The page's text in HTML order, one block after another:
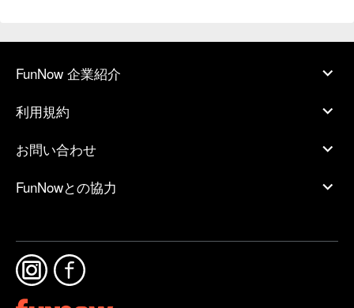
FunNow 企業紹介
利用規約
お問い合わせ
FunNowとの協力